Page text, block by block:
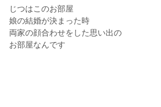
じつはこのお部屋
娘の結婚が決まった時
両家の顔合わせをした思い出の
お部屋なんです